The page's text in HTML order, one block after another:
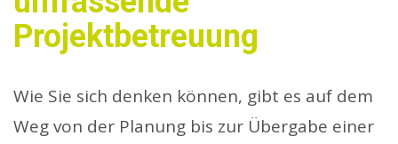
Projektbetreuung
Wie Sie sich denken können, gibt es auf dem
Weg von der Planung bis zur Übergabe einer